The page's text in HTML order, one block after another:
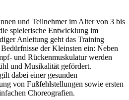
und Teilnehmer im Alter von 3 bis
spielerische Entwicklung im
Anleitung geht das Training
der Kleinsten ein: Neben
und Rückenmuskulatur werden
und Musikalität gefördert.
dabei einer gesunden
von Fußfehlstellungen sowie ersten
Choreografien.